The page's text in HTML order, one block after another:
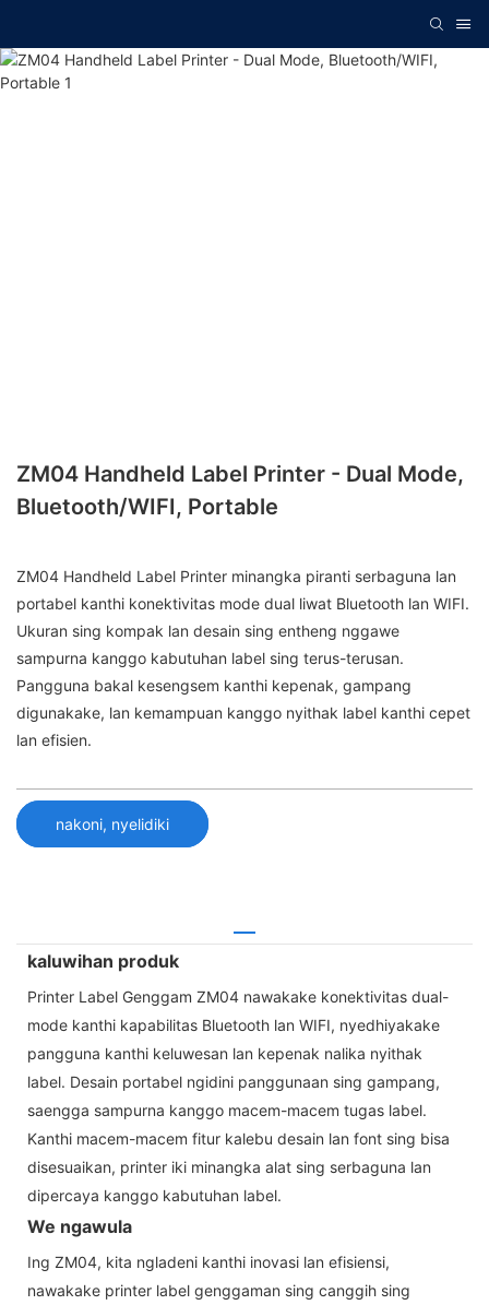
ZM04 Handheld Label Printer - Dual Mode,
Bluetooth/WIFI, Portable
ZM04 Handheld Label Printer minangka piranti serbaguna lan
portabel kanthi konektivitas mode dual liwat Bluetooth lan WIFI.
Ukuran sing kompak lan desain sing entheng nggawe
sampurna kanggo kabutuhan label sing terus-terusan.
Pangguna bakal kesengsem kanthi kepenak, gampang
digunakake, lan kemampuan kanggo nyithak label kanthi cepet
lan efisien.
nakoni, nyelidiki
kaluwihan produk
Printer Label Genggam ZM04 nawakake konektivitas dual-
mode kanthi kapabilitas Bluetooth lan WIFI, nyedhiyakake
pangguna kanthi keluwesan lan kepenak nalika nyithak
label. Desain portabel ngidini panggunaan sing gampang,
saengga sampurna kanggo macem-macem tugas label.
Kanthi macem-macem fitur kalebu desain lan font sing bisa
disesuaikan, printer iki minangka alat sing serbaguna lan
dipercaya kanggo kabutuhan label.
We ngawula
Ing ZM04, kita ngladeni kanthi inovasi lan efisiensi,
nawakake printer label genggaman sing canggih sing